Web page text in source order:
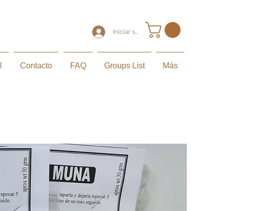
Iniciar sesión
Contacto FAQ Groups List Más